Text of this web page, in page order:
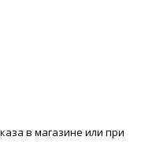
в магазине или при